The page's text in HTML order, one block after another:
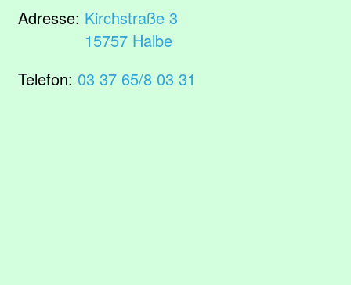
Adresse: Kirchstraße 3
15757 Halbe
Telefon: 03 37 65/8 03 31